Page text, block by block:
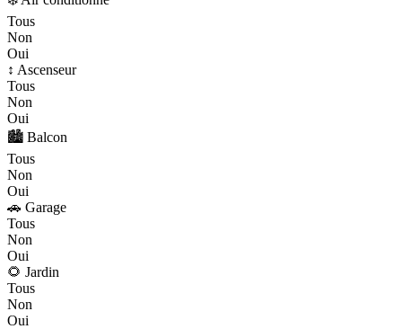
Tous
Non
Oui
↕️ Ascenseur
Tous
Non
Oui
🏙️ Balcon
Tous
Non
Oui
🚗 Garage
Tous
Non
Oui
🌻 Jardin
Tous
Non
Oui